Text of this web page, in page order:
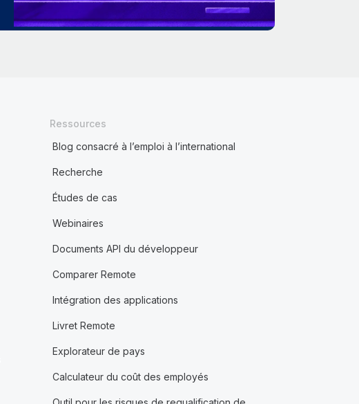
Ressources
Blog consacré à l’emploi à l’international
Recherche
Études de cas
Webinaires
Documents API du développeur
Comparer Remote
Intégration des applications
Livret Remote
Explorateur de pays
Calculateur du coût des employés